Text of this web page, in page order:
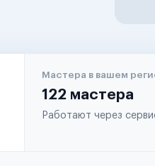
Мастера в вашем
122 мастера
Работают через